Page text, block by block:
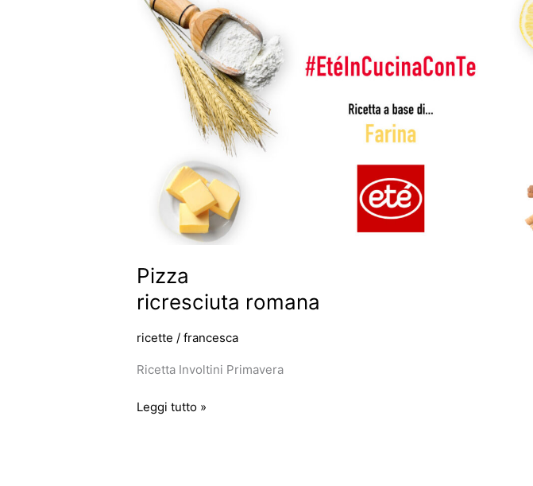
Pizza
ricresciuta romana
ricette /francesca
Ricetta Involtini Primavera
ricresciuta
romana
Leggi tutto »